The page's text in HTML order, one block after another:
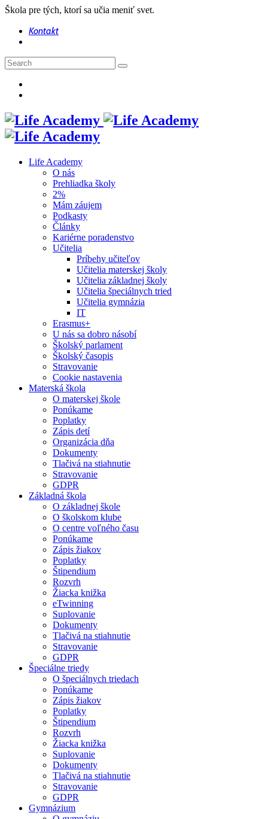
Škola pre tých, ktorí sa učia meniť svet.
Kontakt
Life Academy
O nás
Prehliadka školy
2%
Mám záujem
Podkasty
Články
Kariérne poradenstvo
Učitelia
Príbehy učiteľov
Učitelia materskej školy
Učitelia základnej školy
Učitelia špeciálnych tried
Učitelia gymnázia
IT
Erasmus+
U nás sa dobro násobí
Školský parlament
Školský časopis
Stravovanie
Cookie nastavenia
Materská škola
O materskej škole
Ponúkame
Poplatky
Zápis detí
Organizácia dňa
Dokumenty
Tlačivá na stiahnutie
Stravovanie
GDPR
Základná škola
O základnej škole
O školskom klube
O centre voľného času
Ponúkame
Zápis žiakov
Poplatky
Štipendium
Rozvrh
Žiacka knižka
eTwinning
Suplovanie
Dokumenty
Tlačivá na stiahnutie
Stravovanie
GDPR
Špeciálne triedy
O špeciálnych triedach
Ponúkame
Zápis žiakov
Poplatky
Štipendium
Rozvrh
Žiacka knižka
Suplovanie
Dokumenty
Tlačivá na stiahnutie
Stravovanie
GDPR
Gymnázium